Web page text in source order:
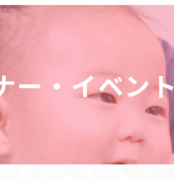
ー・イベント